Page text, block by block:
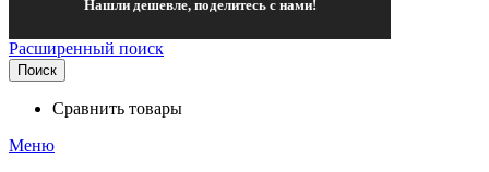
Нашли дешевле, поделитесь с нами!
Расширенный поиск
Поиск
Сравнить товары
Меню